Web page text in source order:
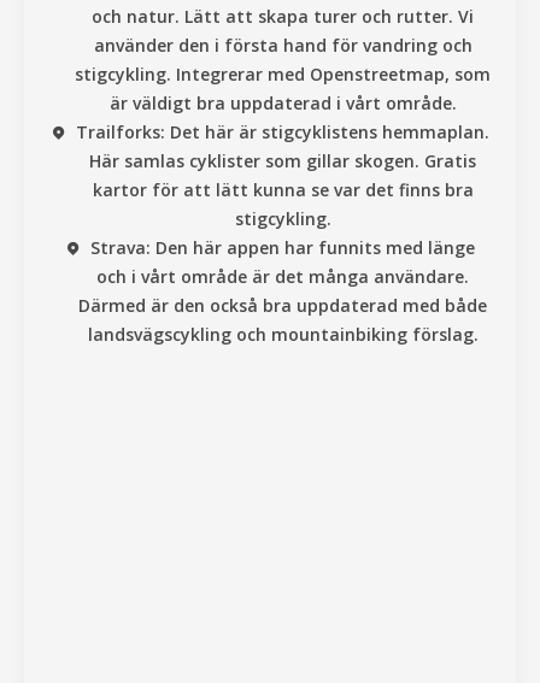
och natur. Lätt att skapa turer och rutter. Vi
använder den i första hand för vandring och
stigcykling. Integrerar med Openstreetmap, som
är väldigt bra uppdaterad i vårt område.
Trailforks: Det här är stigcyklistens hemmaplan.
Här samlas cyklister som gillar skogen. Gratis
kartor för att lätt kunna se var det finns bra
stigcykling.
Strava: Den här appen har funnits med länge
och i vårt område är det många användare.
Därmed är den också bra uppdaterad med både
landsvägscykling och mountainbiking förslag.